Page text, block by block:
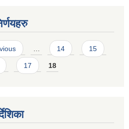
… 14 15
17 18